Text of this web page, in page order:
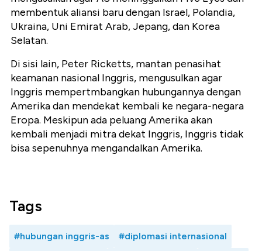
membentuk aliansi baru dengan Israel, Polandia,
Ukraina, Uni Emirat Arab, Jepang, dan Korea
Selatan.
Di sisi lain, Peter Ricketts, mantan penasihat
keamanan nasional Inggris, mengusulkan agar
Inggris mempertmbangkan hubungannya dengan
Amerika dan mendekat kembali ke negara-negara
Eropa. Meskipun ada peluang Amerika akan
kembali menjadi mitra dekat Inggris, Inggris tidak
bisa sepenuhnya mengandalkan Amerika.
Tags
#hubungan inggris-as #diplomasi internasional